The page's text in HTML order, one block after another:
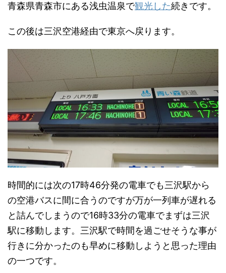
青森県青森市にある浅虫温泉で観光した続きです。
この後は三沢空港経由で東京へ戻ります。
時間的には次の17時46分発の電車でも三沢駅から
の空港バスに間に合うのですが万が一列車が遅れる
と詰んでしまうので16時33分の電車でまずは三沢
駅に移動します。三沢駅で時間を過ごせそうな事が
行きに分かったのも早めに移動しようと思った理由
の一つです。